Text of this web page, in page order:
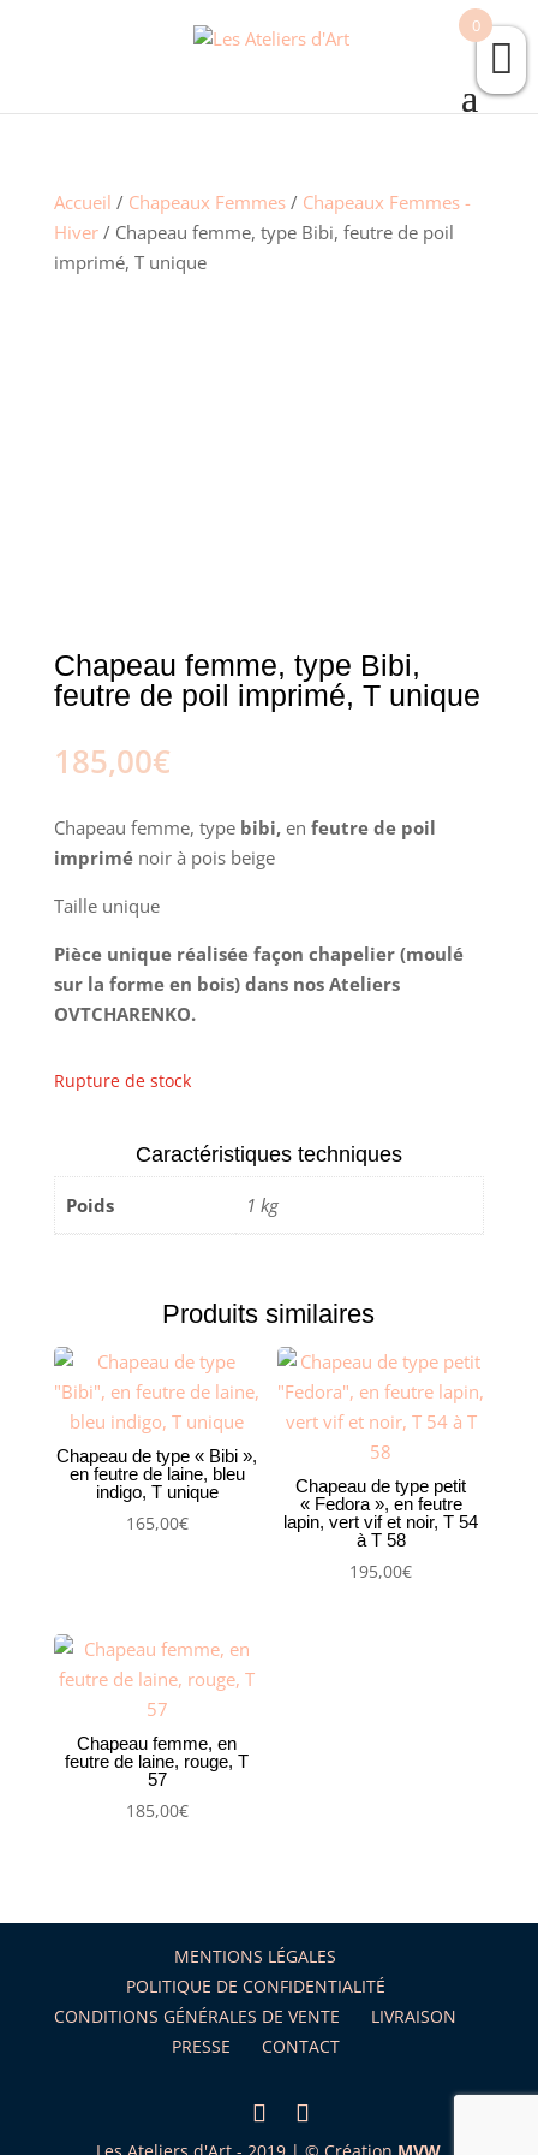
Accueil / Chapeaux Femmes/ Chapeaux Femmes -
Hiver/ Chapeau femme, type Bibi, feutre de poil
imprimé, T unique
Chapeau femme, type Bibi,
feutre de poil imprimé, T unique
185,00€
Chapeau femme, type bibi,en feutre de poil
impriménoir à pois beige
Taille unique
Pièce unique réalisée façon chapelier (moulé
sur la forme en bois) dans nos Ateliers
OVTCHARENKO.
Rupture de stock
Caractéristiques techniques
Poids 1 kg
Produits similaires
Chapeau de type « Bibi »,
en feutre de laine, bleu
indigo, T unique
165,00€
Chapeau de type petit
« Fedora », en feutre
lapin, vert vif et noir, T 54
à T 58
195,00€
Chapeau femme, en
feutre de laine, rouge, T
57
185,00€
MENTIONS LÉGALES
POLITIQUE DE CONFIDENTIALITÉ
CONDITIONS GÉNÉRALES DE VENTE
LIVRAISON
PRESSE
CONTACT
0